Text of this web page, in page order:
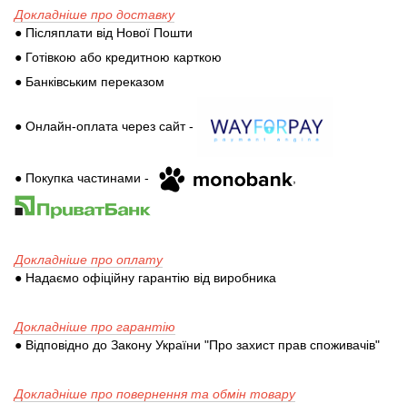
Докладніше про доставку
● Післяплати від Нової Пошти
● Готівкою або кредитною карткою
● Банківським переказом
● Онлайн-оплата через сайт -
● Покупка частинами - ,
Докладніше про оплату
● Надаємо офіційну гарантію від виробника
Докладніше про гарантію
● Відповідно до Закону України "Про захист прав споживачів"
Докладніше про повернення та обмін товару